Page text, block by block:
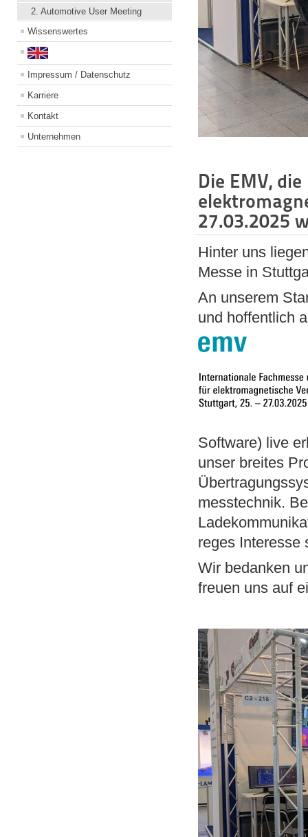
2. Automotive User Meeting
Wissenswertes
Impressum / Datenschutz
Karriere
Kontakt
Unternehmen
Die EMV,
27.03.2025
Hinter uns
Messe in
An unserem
und hoffentlich
Software) live
unser breites
messtechnik.
reges Interesse
Wir bedanken
freuen uns auf